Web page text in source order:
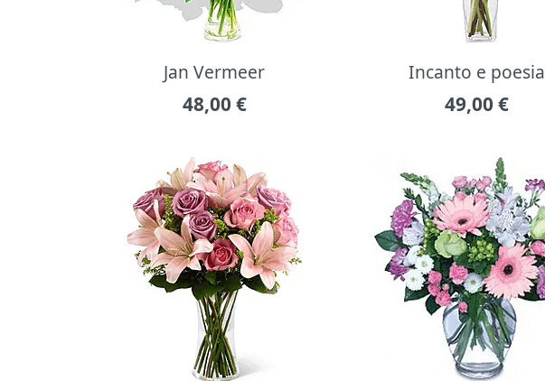
Jan Vermeer
48,00 €
Incanto e poesia
49,00 €